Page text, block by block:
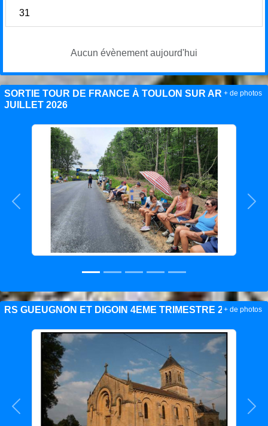
31
Aucun évènement aujourd'hui
SORTIE TOUR DE FRANCE À TOULON SUR ARROUX
JUILLET 2026
Précedent
+ de photos
RS GUEUGNON ET DIGOIN 4EME TRIMESTRE 2025
Précedent
+ de photos